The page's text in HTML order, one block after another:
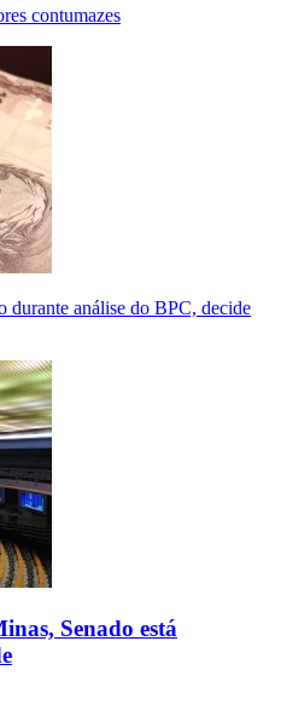
contumazes
durante análise do BPC, decide
Senado está